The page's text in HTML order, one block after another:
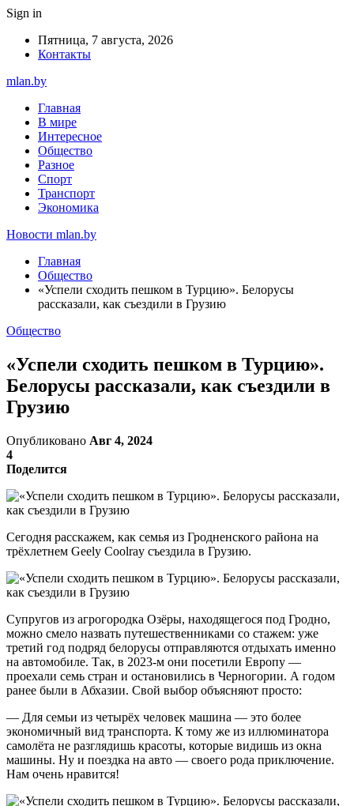
Sign in
Пятница, 7 августа, 2026
Контакты
mlan.by
Главная
В мире
Интересное
Общество
Разное
Спорт
Транспорт
Экономика
Новости mlan.by
Главная
Общество
«Успели сходить пешком в Турцию». Белорусы
рассказали, как съездили в Грузию
Общество
«Успели сходить пешком в Турцию».
Белорусы рассказали, как съездили в
Грузию
Опубликовано Авг 4, 2024
4
Поделится
Сегодня расскажем, как семья из Гродненского района на
трёхлетнем Geely Coolray съездила в Грузию.
Супругов из агрогородка Озёры, находящегося под Гродно,
можно смело назвать путешественниками со стажем: уже
третий год подряд белорусы отправляются отдыхать именно
на автомобиле. Так, в 2023-м они посетили Европу —
проехали семь стран и остановились в Черногории. А годом
ранее были в Абхазии. Свой выбор объясняют просто:
— Для семьи из четырёх человек машина — это более
экономичный вид транспорта. К тому же из иллюминатора
самолёта не разглядишь красоты, которые видишь из окна
машины. Ну и поездка на авто — своего рода приключение.
Нам очень нравится!